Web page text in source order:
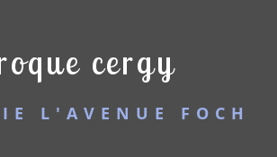
cergy
L'AVENUE FOCH